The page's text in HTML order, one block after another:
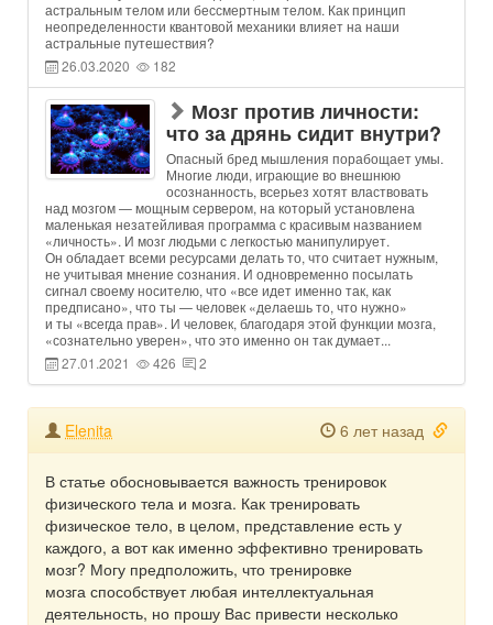
астральным телом или бессмертным телом. Как принцип
неопределенности квантовой механики влияет на наши
астральные путешествия?
26.03.2020
182
Мозг против личности:
что за дрянь сидит внутри?
Опасный бред мышления порабощает умы.
Многие люди, играющие во внешнюю
осознанность, всерьез хотят властвовать
над мозгом — мощным сервером, на который установлена
маленькая незатейливая программа с красивым названием
«личность». И мозг людьми с легкостью манипулирует.
Он обладает всеми ресурсами делать то, что считает нужным,
не учитывая мнение сознания. И одновременно посылать
сигнал своему носителю, что «все идет именно так, как
предписано», что ты — человек «делаешь то, что нужно»
и ты «всегда прав». И человек, благодаря этой функции мозга,
«сознательно уверен», что это именно он так думает...
27.01.2021
426 2
Elenita 6 лет назад
В статье обосновывается важность тренировок
физического тела и мозга. Как тренировать
физическое тело, в целом, представление есть у
каждого, а вот как именно эффективно тренировать
мозг? Могу предположить, что тренировке
мозга способствует любая интеллектуальная
деятельность, но прошу Вас привести несколько